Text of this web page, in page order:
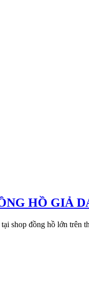
HỒ GIẢ
shop đồng hồ lớn trên